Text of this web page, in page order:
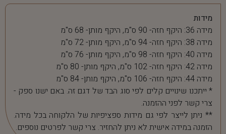
מידות
מידה 36: היקף חזה- 90 ס"מ, היקף מותן- 68 ס"מ
מידה 38: היקף חזה- 94 ס"מ, היקף מותן- 72 ס"מ
מידה 40: היקף חזה- 98 ס"מ, היקף מותן- 76 ס"מ
מידה 42: היקף חזה- 102 ס"מ, היקף מותן- 80 ס"מ
מידה 44: היקף חזה- 106 ס"מ, היקף מותן- 84 ס"מ
* ייתכנו שינויים קלים לפי סוג הבד של דגם זה. באם ישנו ספק -
צרי קשר לפני ההזמנה.
** ניתן לייצר לפי גם מידות ספציפיות של הלקוחה בכל מידה.
הזמנה במידה אישית לא ניתן להחזיר. צרי קשר לפרטים נוספים.